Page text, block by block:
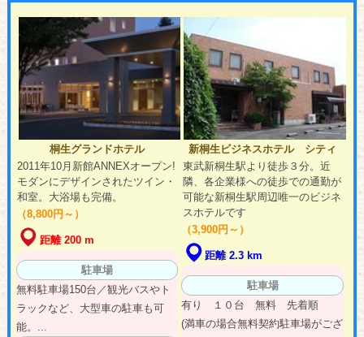
桐生グランドホテル
2011年10月新館ANNEXオープン!
モダンにデザインされたツイン・
和室。大浴場も完備。
（8,800円～）
距離 200 m
駐車場
無料駐車場150台／観光バスやト
ラックなど、大型車の駐車も可
能。...
新桐生ビジネスホテル シティ
東武新桐生駅より徒歩３分。近
隣、各企業様への徒歩での通勤が
可能な新桐生駅周辺唯一のビジネ
スホテルです
（3,900円～）
距離 2.3 km
駐車場
有り １０台 無料 先着順
(満車の場合無料契約駐車場がござ